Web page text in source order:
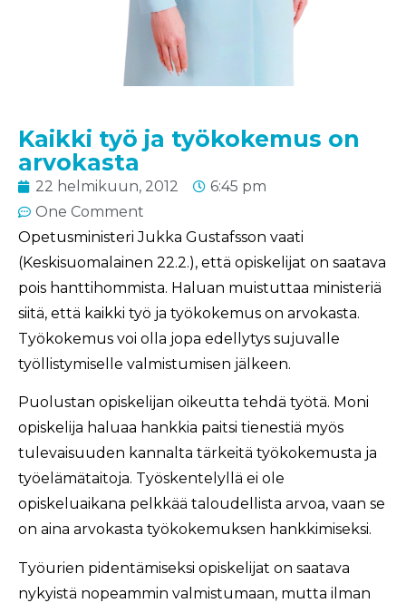
Kaikki työ ja työkokemus on
arvokasta
22 helmikuun, 2012
6:45 pm
One Comment
Opetusministeri Jukka Gustafsson vaati
(Keskisuomalainen 22.2.), että opiskelijat on saatava
pois hanttihommista. Haluan muistuttaa ministeriä
siitä, että kaikki työ ja työkokemus on arvokasta.
Työkokemus voi olla jopa edellytys sujuvalle
työllistymiselle valmistumisen jälkeen.
Puolustan opiskelijan oikeutta tehdä työtä. Moni
opiskelija haluaa hankkia paitsi tienestiä myös
tulevaisuuden kannalta tärkeitä työkokemusta ja
työelämätaitoja. Työskentelyllä ei ole
opiskeluaikana pelkkää taloudellista arvoa, vaan se
on aina arvokasta työkokemuksen hankkimiseksi.
Työurien pidentämiseksi opiskelijat on saatava
nykyistä nopeammin valmistumaan, mutta ilman